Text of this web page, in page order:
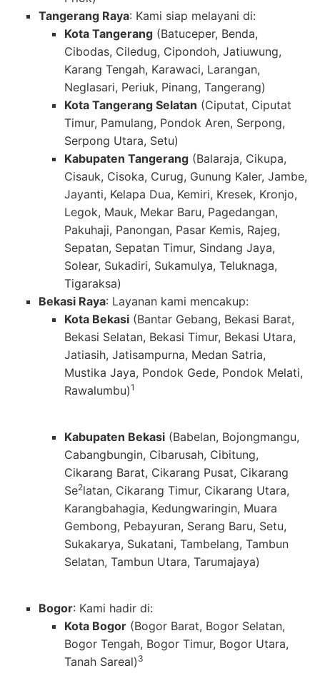
Tangerang Raya: Kami siap melayani di:
Kota Tangerang(Batuceper, Benda,
Cibodas, Ciledug, Cipondoh, Jatiuwung,
Karang Tengah, Karawaci, Larangan,
Neglasari, Periuk, Pinang, Tangerang)
Kota Tangerang Selatan (Ciputat, Ciputat
Timur, Pamulang, Pondok Aren, Serpong,
Serpong Utara, Setu)
Kabupaten Tangerang(Balaraja, Cikupa,
Cisauk, Cisoka, Curug, Gunung Kaler, Jambe,
Jayanti, Kelapa Dua, Kemiri, Kresek, Kronjo,
Legok, Mauk, Mekar Baru, Pagedangan,
Pakuhaji, Panongan, Pasar Kemis, Rajeg,
Sepatan, Sepatan Timur, Sindang Jaya,
Solear, Sukadiri, Sukamulya, Teluknaga,
Tigaraksa)
Bekasi Raya: Layanan kami mencakup:
Kota Bekasi(Bantar Gebang, Bekasi Barat,
Bekasi Selatan, Bekasi Timur, Bekasi Utara,
Jatiasih, Jatisampurna, Medan Satria,
Mustika Jaya, Pondok Gede, Pondok Melati,
Rawalumbu)1
Kabupaten Bekasi(Babelan, Bojongmangu,
Cabangbungin, Cibarusah, Cibitung,
Cikarang Barat, Cikarang Pusat, Cikarang
Se2latan, Cikarang Timur, Cikarang Utara,
Karangbahagia, Kedungwaringin, Muara
Gembong, Pebayuran, Serang Baru, Setu,
Sukakarya, Sukatani, Tambelang, Tambun
Selatan, Tambun Utara, Tarumajaya)
Bogor: Kami hadir di:
Kota Bogor(Bogor Barat, Bogor Selatan,
Bogor Tengah, Bogor Timur, Bogor Utara,
Tanah Sareal) 3